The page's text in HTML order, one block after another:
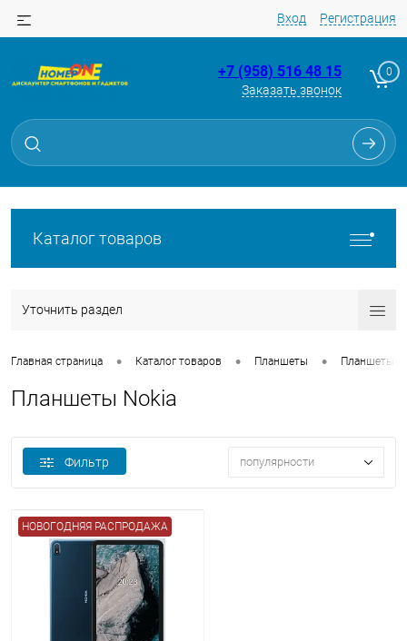
Вход Регистрация
+7 (958) 516 48 15
Заказать звонок
0
Каталог товаров
Уточнить раздел
Главная страница • Каталог товаров • Планшеты • Планшеты
Планшеты Nokia
Фильтр популярности
НОВОГОДНЯЯ РАСПРОДАЖА